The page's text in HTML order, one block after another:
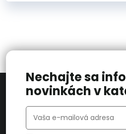
Nechajte sa
novinkách v